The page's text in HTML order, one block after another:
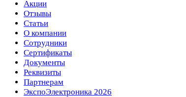
Акции
Отзывы
Статьи
О компании
Сотрудники
Сертификаты
Документы
Реквизиты
Партнерам
ЭкспоЭлектроника 2026